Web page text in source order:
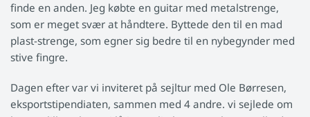
finde en anden. Jeg købte en guitar med metalstrenge,
som er meget svær at håndtere. Byttede den til en mad
plast-strenge, som egner sig bedre til en nybegynder med
stive fingre.
Dagen efter var vi inviteret på sejltur med Ole Børresen,
eksportstipendiaten, sammen med 4 andre. vi sejlede om